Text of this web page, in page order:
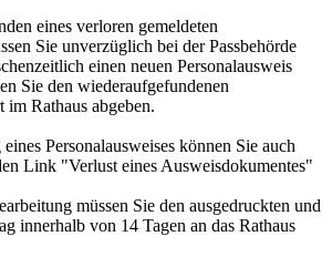
eines verloren gemeldeten
Sie unverzüglich bei der Passbehörde
einen neuen Personalausweis
Sie den wiederaufgefundenen
im Rathaus abgeben.
Personalausweises können Sie auch
Link "Verlust eines Ausweisdokumentes"
müssen Sie den ausgedruckten und
innerhalb von 14 Tagen an das Rathaus